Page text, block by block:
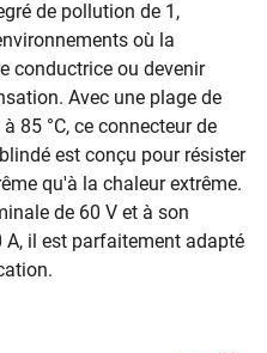
de pollution de 1,
où la
conductrice ou devenir
Avec une plage de
85 °C, ce connecteur de
est conçu pour résister
qu'à la chaleur extrême.
de 60 V et à son
il est parfaitement adapté